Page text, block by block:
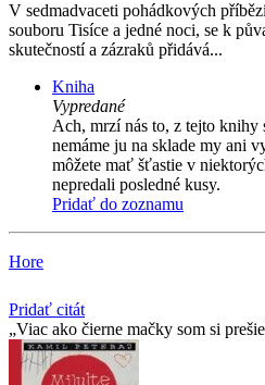
V sedmadvaceti pohádkových
souboru Tisíce a jedné noci, se k
skutečností a zázraků přidává...
Kniha
Vypredané
Ach, mrzí nás to, z tejto knihy
nemáme ju na sklade my ani
môžete mať šťastie v
nepredali posledné kusy.
Pridať do zoznamu
Hore
Pridať citát
Viac ako čierne mačky som si